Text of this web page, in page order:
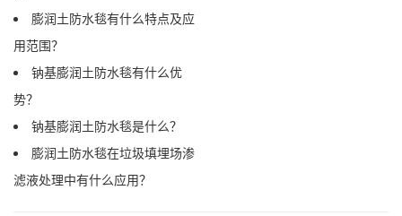
膨润土防水毯有什么特点及应
用范围？
钠基膨润土防水毯有什么优
势？
钠基膨润土防水毯是什么？
膨润土防水毯在垃圾填埋场渗
滤液处理中有什么应用？